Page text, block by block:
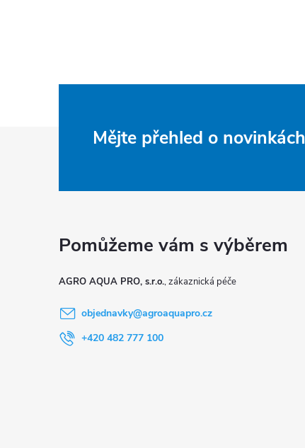
Mějte přehled o novinkách
AGRO AQUA PRO, s.r.o.
objednavky@agroaquapro.cz
+420 482 777 100